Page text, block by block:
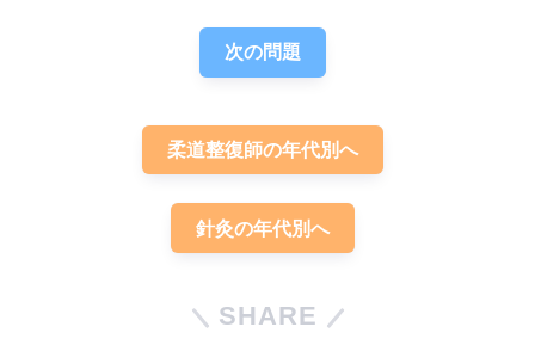
若年者ではバイク
の転落・転倒（高齢者では最多）
次の問題
柔道整復師の年代別へ
針灸の年代別へ
SHARE